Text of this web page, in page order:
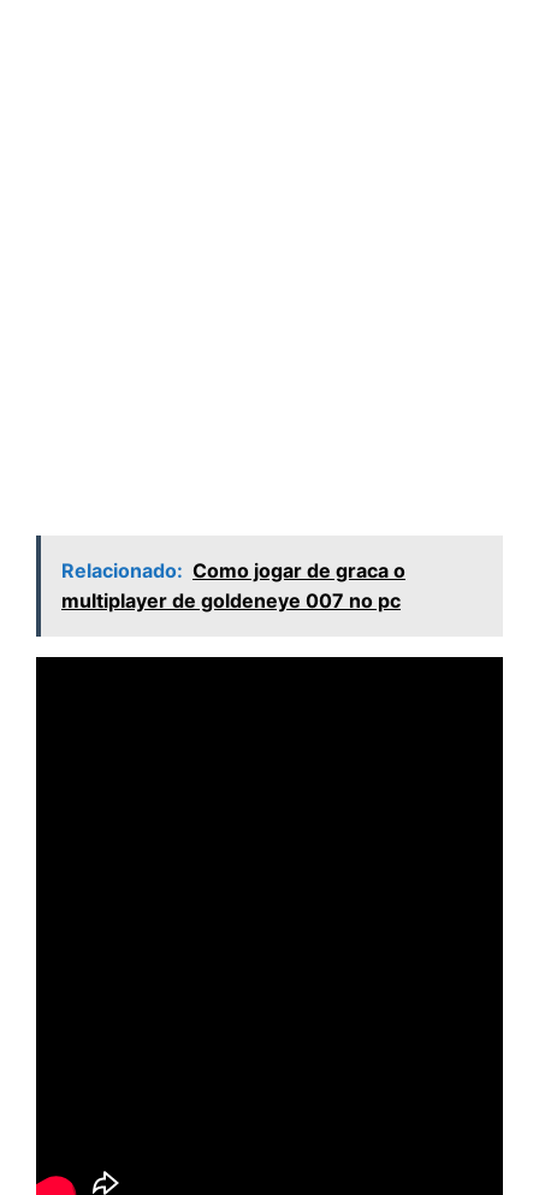
Relacionado: Como jogar de graca o
multiplayer de goldeneye 007 no pc